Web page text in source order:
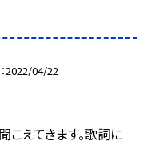
2022/04/22
えてきます。歌詞に